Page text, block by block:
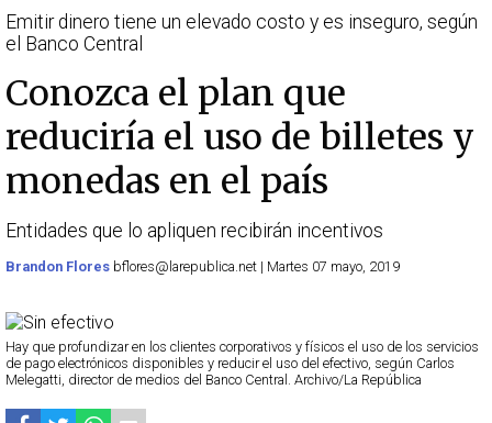
Emitir dinero tiene un elevado costo y es inseguro, según
el Banco Central
Conozca el plan que
reduciría el uso de billetes y
monedas en el país
Entidades que lo apliquen recibirán incentivos
Brandon Flores bflores@larepublica.net | Martes 07 mayo, 2019
Hay que profundizar en los clientes corporativos y físicos el uso de los servicios
de pago electrónicos disponibles y reducir el uso del efectivo, según Carlos
Melegatti, director de medios del Banco Central. Archivo/La República